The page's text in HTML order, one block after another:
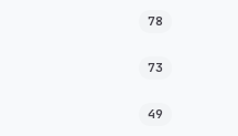
78
73
49